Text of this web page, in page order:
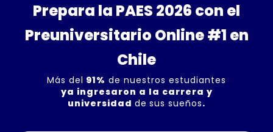
Prepara la PAES 2026 con el
Preuniversitario Online #1 en
Chile
Más del 91% de nuestros estudiantes
ya ingresaron a la carrera y
universidad de sus sueños.